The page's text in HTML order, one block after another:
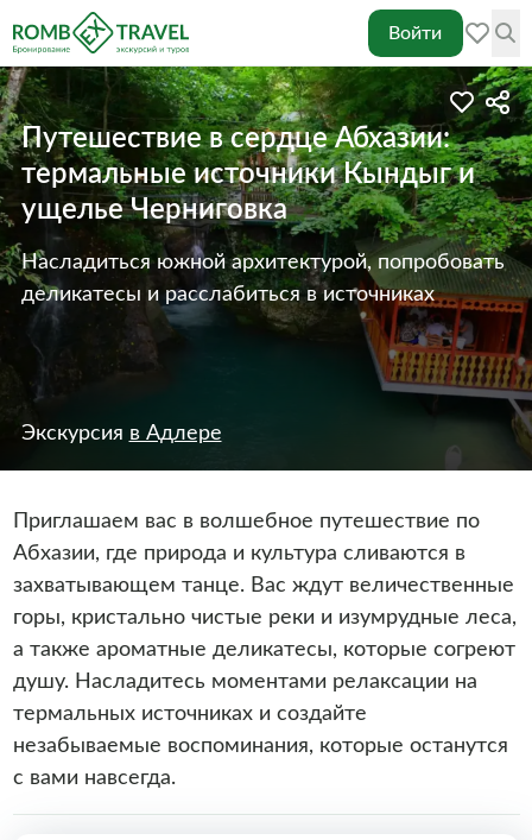
Войти
Путешествие в сердце Абхазии:
термальные источники Кындыг и
ущелье Черниговка
Насладиться южной архитектурой, попробовать
деликатесы и расслабиться в источниках
Экскурсия в Адлере
Приглашаем вас в волшебное путешествие по
Абхазии, где природа и культура сливаются в
захватывающем танце. Вас ждут величественные
горы, кристально чистые реки и изумрудные леса,
а также ароматные деликатесы, которые согреют
душу. Насладитесь моментами релаксации на
термальных источниках и создайте
незабываемые воспоминания, которые останутся
с вами навсегда.